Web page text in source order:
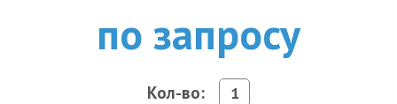
по запросу
Кол-во: